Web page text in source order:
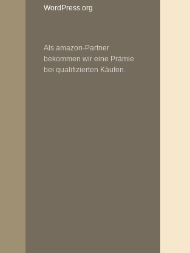
WordPress.org
Als amazon-Partner
bekommen wir eine Prämie
bei qualifizierten Käufen.